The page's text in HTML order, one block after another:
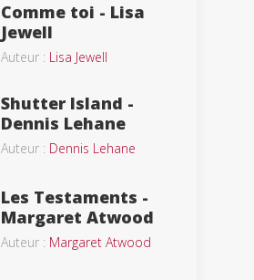
Comme toi - Lisa
Jewell
Auteur : Lisa Jewell
Shutter Island -
Dennis Lehane
Auteur : Dennis Lehane
Les Testaments -
Margaret Atwood
Auteur : Margaret Atwood